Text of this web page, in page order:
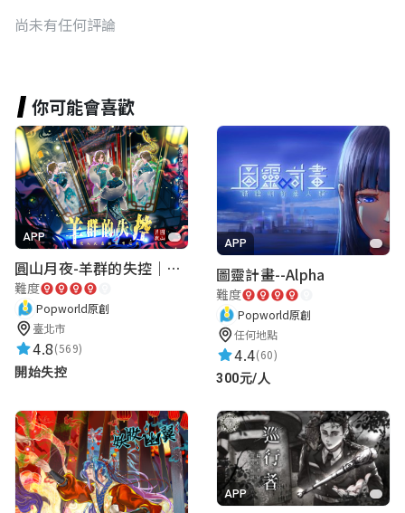
尚未有任何評論
你可能會喜歡
APP
圓山月夜-羊群的失控｜圓山飯店 ARG實境解謎遊戲
難度
Popworld原創
臺北市
4.8(569)
開始失控
APP
圖靈計畫--Alpha
難度
Popworld原創
任何地點
4.4(60)
300元/人
APP